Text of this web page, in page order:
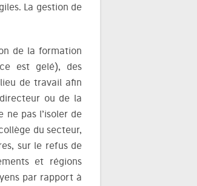
La gestion de
de la formation
est gelé), des
de travail afin
ou de la
pas l’isoler de
du secteur,
sur le refus de
et régions
par rapport à